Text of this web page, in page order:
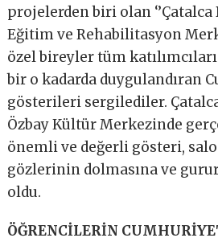
projelerden biri olan ‘’Çatalca
Eğitim ve Rehabilitasyon
özel bireyler tüm
bir o kadarda duygulandıran
gösterileri sergilediler.
Özbay Kültür Merkezinde
önemli ve değerli gösteri,
gözlerinin dolmasına ve
oldu.
ÖĞRENCİLERİN